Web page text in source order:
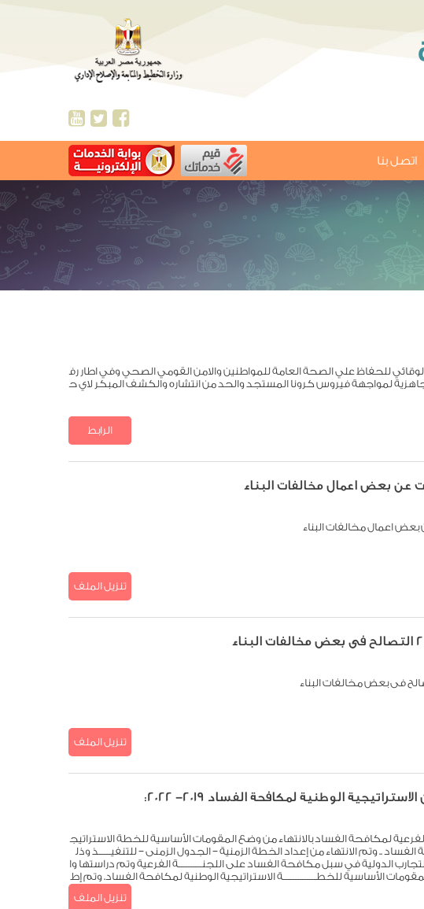
اتصل بنا
للحفاظ علي الصحة العامة للمواطنين والامن القومي الصحي وفي اطار رف
لمواجهة فيروس كرونا المستجد والحد من انتشاره والكشف المبكر لاي ح
تنزيل الملف
الرابط
عن بعض اعمال مخالفات البناء
اعمال مخالفات البناء
تنزيل الملف
تنزيل الملف
الوطنية لمكافحة الفساد 2019- 2022:​
لمكافحة الفساد بالانتهاء من وضع المقومات الأساسية للخطة الاستراتيج
الفساد .. وتم الانتهاء من إعداد الخطة الزمنية – الجدول الزمنى – للتنفيـــــذ وذل
الدولية في سبل مكافحة الفساد على اللجنــــــــــة الفرعية وتم دراستها وا
الأساسية للخطــــــــــــــة الاستراتيجية الوطنية لمكافحة الفساد. وتم إط
لاقها بتاريخ 2014/12/09 في اليوم العالمي للمكافحة الفساد تحت رعاية السيد رئيس الجمهورية بحضور ال
بصفته رئيس اللجنة الوطنية التنسيقية لمكافحة الفساد والجهات المشاركة ف
تنزيل الملف